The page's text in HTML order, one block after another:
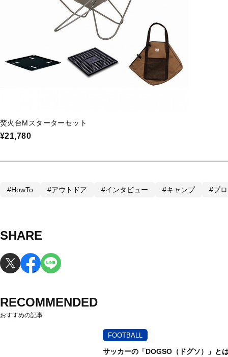
焚火台Mスターターセット
¥21,780
#HowTo #アウトドア #インタビュー #キャンプ #プ
SHARE
RECOMMENDED
おすすめの記事
FOOTBALL
サッカーの「DOGSO（ドグソ）」と